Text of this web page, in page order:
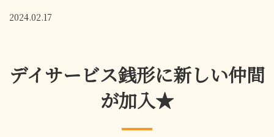
2024.02.17
デイサービス銭形に新しい仲間
が加入★